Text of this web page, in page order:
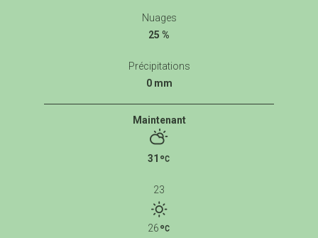
Nuages
25 %
Précipitations
0 mm
Maintenant
31
23
26